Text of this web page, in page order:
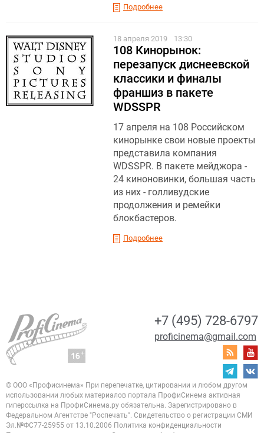
Подробнее
18 апреля 2019 13:30
108 Кинорынок:
перезапуск диснеевской
классики и финалы
франшиз в пакете
WDSSPR
17 апреля на 108 Российском
кинорынке свои новые проекты
представила компания
WDSSPR. В пакете мейджора -
24 киноновинки, большая часть
из них - голливудские
продолжения и ремейки
блокбастеров.
Подробнее
+7 (495) 728-6797
proficinema@gmail.com
© ООО «Профисинема» При перепечатке, цитировании и любом другом
использовании любых материалов портала ПрофиСинема активная
гиперссылка на ПрофиСинема.ру обязательна. Зарегистрировано в
Федеральном Агентстве "Роспечать". Свидетельство о регистрации СМИ
Эл.№ФС77-25955 от 13.10.2006 Политика конфиденциальности